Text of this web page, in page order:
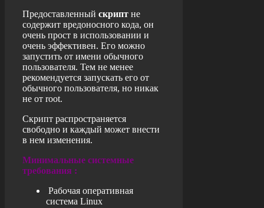
Предоставленный скрипт не
содержит вредоносного кода, он
очень прост в использовании и
очень эффективен. Его можно
запустить от имени обычного
пользователя. Тем не менее
рекомендуется запускать его от
обычного пользователя, но никак
не от root.
Скрипт распространяется
свободно и каждый может внести
в нем изменения.
Минимальные системные
требования :
Рабочая оперативная
система Linux